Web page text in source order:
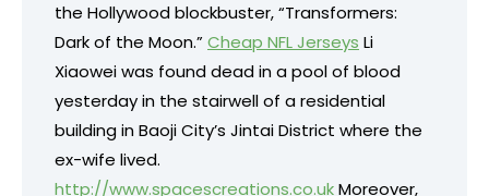
the Hollywood blockbuster, “Transformers:
Dark of the Moon.”Cheap NFL Jerseys Li
Xiaowei was found dead in a pool of blood
yesterday in the stairwell of a residential
building in Baoji City’s Jintai District where the
ex-wife lived.
http://www.spacescreations.co.ukMoreover,